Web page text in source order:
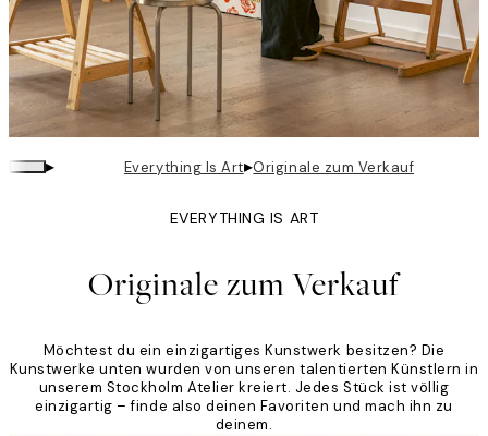
▸ Everything Is Art▸Originale zum Verkauf
EVERYTHING IS ART
Originale zum Verkauf
Möchtest du ein einzigartiges Kunstwerk besitzen? Die
Kunstwerke unten wurden von unseren talentierten Künstlern in
unserem Stockholm Atelier kreiert. Jedes Stück ist völlig
einzigartig – finde also deinen Favoriten und mach ihn zu
deinem.